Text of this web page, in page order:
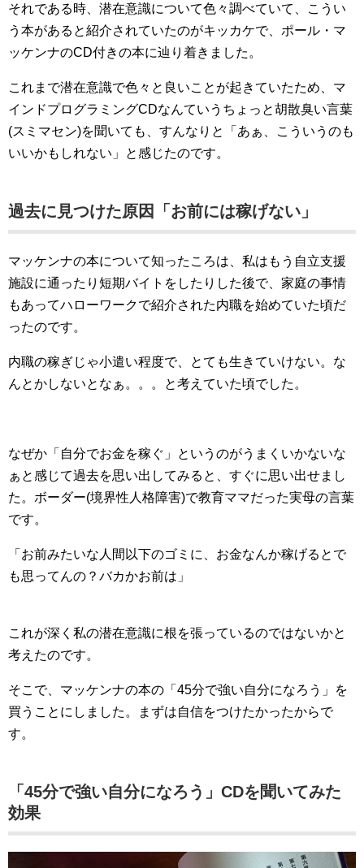
それである時、潜在意識について色々調べていて、こうい
う本があると紹介されていたのがキッカケで、ポール・マ
ッケンナのCD付きの本に辿り着きました。
これまで潜在意識で色々と良いことが起きていたため、マ
インドプログラミングCDなんていうちょっと胡散臭い言葉
(スミマセン)を聞いても、すんなりと「あぁ、こういうのも
いいかもしれない」と感じたのです。
過去に見つけた原因「お前には稼げない」
マッケンナの本について知ったころは、私はもう自立支援
施設に通ったり短期バイトをしたりした後で、家庭の事情
もあってハローワークで紹介された内職を始めていた頃だ
ったのです。
内職の稼ぎじゃ小遣い程度で、とても生きていけない。な
んとかしないとなぁ。。。と考えていた頃でした。
なぜか「自分でお金を稼ぐ」というのがうまくいかないな
ぁと感じて過去を思い出してみると、すぐに思い出せまし
た。ボーダー(境界性人格障害)で教育ママだった実母の言葉
です。
「お前みたいな人間以下のゴミに、お金なんか稼げるとで
も思ってんの？バカかお前は」
これが深く私の潜在意識に根を張っているのではないかと
考えたのです。
そこで、マッケンナの本の「45分で強い自分になろう」を
買うことにしました。まずは自信をつけたかったからで
す。
「45分で強い自分になろう」CDを聞いてみた
効果